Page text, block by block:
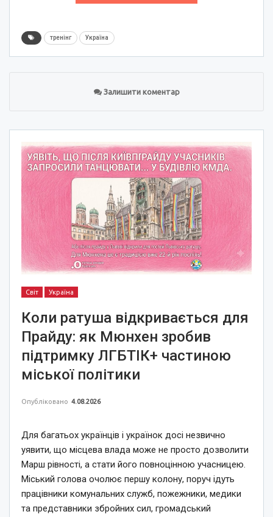
тренінг Україна
Залишити коментар
Світ Україна
Коли ратуша відкривається для
Прайду: як Мюнхен зробив
підтримку ЛГБТІК+ частиною
міської політики
Опубліковано 4.08.2026
Для багатьох українців і українок досі незвично
уявити, що місцева влада може не просто дозволити
Марш рівності, а стати його повноцінною учасницею.
Міський голова очолює першу колону, поруч ідуть
працівники комунальних служб, пожежники, медики
та представники збройних сил, громадський